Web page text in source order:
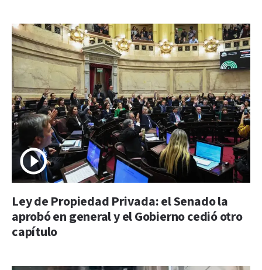
Ley de Propiedad Privada: el Senado la
aprobó en general y el Gobierno cedió otro
capítulo